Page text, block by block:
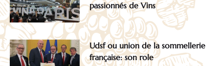
passionnés de Vins
Udsf ou union de la sommellerie
française: son role